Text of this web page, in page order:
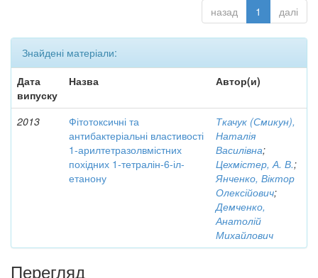
назад 1 далі
Знайдені матеріали:
Дата
випуску
Назва Автор(и)
2013
Фітотоксичні та
антибактеріальні властивості
1-арилтетразолвмістних
похідних 1-тетралін-6-іл-
етанону
Ткачук (Смикун),
Наталія
Василівна;
Цехмістер, А. В.;
Янченко, Віктор
Олексійович;
Демченко,
Анатолій
Михайлович
Перегляд